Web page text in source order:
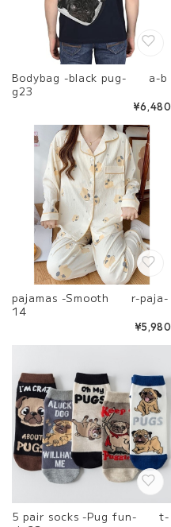
Bodybag -black pug- a-b
g23
¥6,480
pajamas -Smooth r-paja-
14
¥5,980
5 pair socks -Pug fun- t-